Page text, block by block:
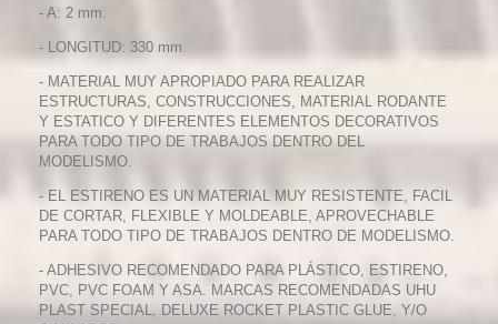
- A: 2 mm.
- LONGITUD: 330 mm.
- MATERIAL MUY APROPIADO PARA REALIZAR
ESTRUCTURAS, CONSTRUCCIONES, MATERIAL RODANTE
Y ESTATICO Y DIFERENTES ELEMENTOS DECORATIVOS
PARA TODO TIPO DE TRABAJOS DENTRO DEL
MODELISMO.
- EL ESTIRENO ES UN MATERIAL MUY RESISTENTE, FACIL
DE CORTAR, FLEXIBLE Y MOLDEABLE, APROVECHABLE
PARA TODO TIPO DE TRABAJOS DENTRO DE MODELISMO.
- ADHESIVO RECOMENDADO PARA PLÁSTICO, ESTIRENO,
PVC, PVC FOAM Y ASA. MARCAS RECOMENDADAS UHU
PLAST SPECIAL, DELUXE ROCKET PLASTIC GLUE, Y/O